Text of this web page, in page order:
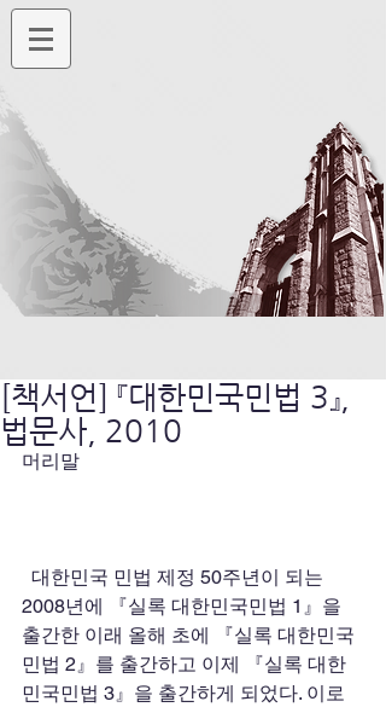
[책서언] 『대한민국민법 3』,
법문사, 2010
머리말
2008년에 『실록 대한민국민법 1』을
출간한 이래 올해 초에 『실록 대한민국
민법 2』를 출간하고 이제 『실록 대한
민국민법 3』을 출간하게 되었다. 이로